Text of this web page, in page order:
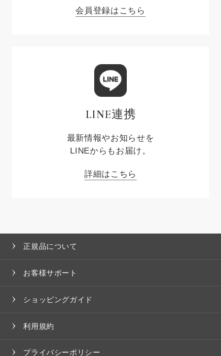
会員登録はこちら
LINE連携
最新情報やお知らせを
LINEからもお届け。
詳細はこちら
正規品について
お客様サポート
ショッピングガイド
利用規約
プライバシーポリシー